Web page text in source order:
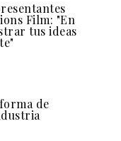
Film: "En
tus ideas
de